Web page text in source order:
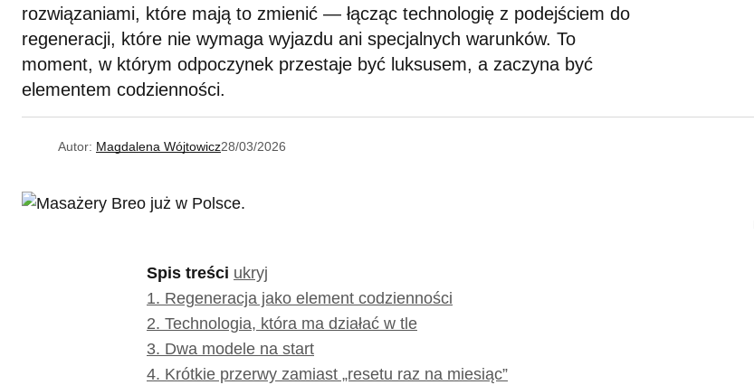
rozwiązaniami, które mają to zmienić — łącząc technologię z podejściem do
regeneracji, które nie wymaga wyjazdu ani specjalnych warunków. To
moment, w którym odpoczynek przestaje być luksusem, a zaczyna być
elementem codzienności.
Autor: Magdalena Wójtowicz28/03/2026
Spis treści ukryj
1. Regeneracja jako element codzienności
2. Technologia, która ma działać w tle
3. Dwa modele na start
4. Krótkie przerwy zamiast „resetu raz na miesiąc”